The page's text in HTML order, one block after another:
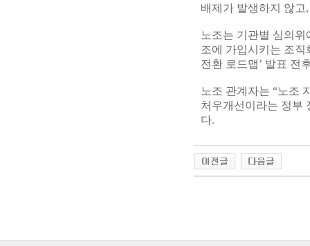
배제가 발생하지 않고
노조는 기관별 심의
조에 가입시키는 조직
전환 로드맵’ 발표 전
노조 관계자는 “노조
처우개선이라는 정부
다.